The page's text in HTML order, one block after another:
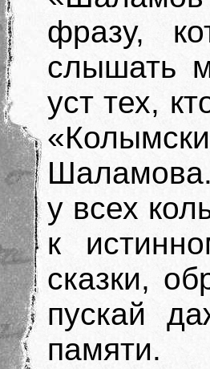
фразу,
слышать
уст тех,
Шаламова.
у всех
к
сказки,
пускай
памяти.